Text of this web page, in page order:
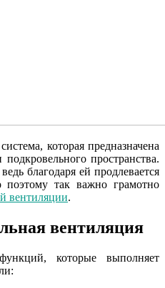
которая предназначена
пространства.
благодаря ей продлевается
так важно грамотно
вентиляции.
вентиляция
которые выполняет